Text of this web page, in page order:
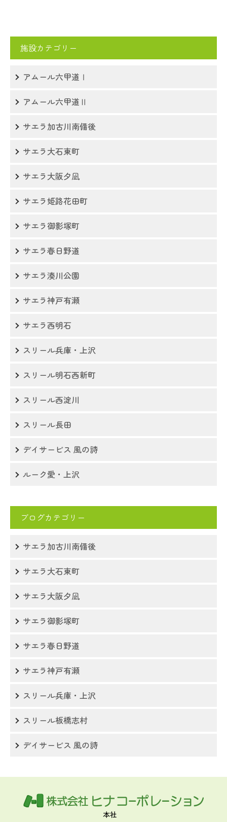
施設カテゴリー
アムール六甲道Ⅰ
アムール六甲道Ⅱ
サエラ加古川南備後
サエラ大石東町
サエラ大阪夕凪
サエラ姫路花田町
サエラ御影塚町
サエラ春日野道
サエラ湊川公園
サエラ神戸有瀬
サエラ西明石
スリール兵庫・上沢
スリール明石西新町
スリール西淀川
スリール長田
デイサービス 風の詩
ルーク愛・上沢
ブログカテゴリー
サエラ加古川南備後
サエラ大石東町
サエラ大阪夕凪
サエラ御影塚町
サエラ春日野道
サエラ神戸有瀬
スリール兵庫・上沢
スリール板橋志村
デイサービス 風の詩
本社